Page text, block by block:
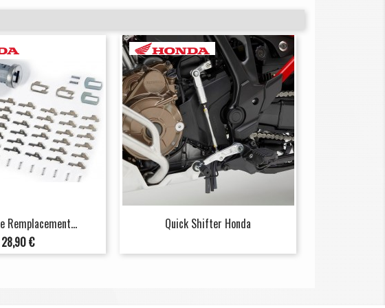
Remplacement...
Prix
28,90 €
Quick Shifter Honda